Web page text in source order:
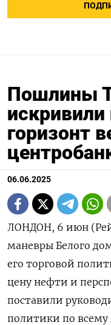
Пошлины
горизонт
06.06.2025
ЛОНДОН, 6 июн
маневры Белого
его торговой
цену нефти и
поставили
политики по